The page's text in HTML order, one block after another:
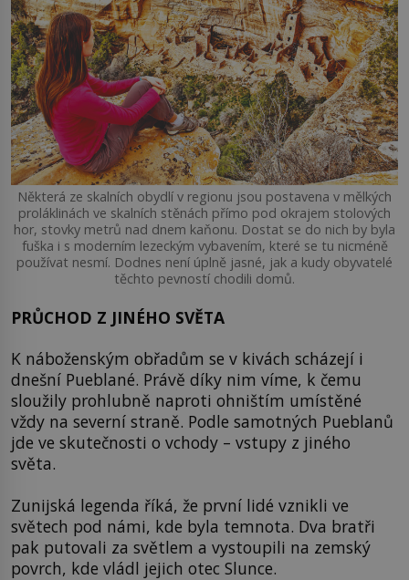
Některá ze skalních obydlí v regionu jsou postavena v mělkých
proláklinách ve skalních stěnách přímo pod okrajem stolových
hor, stovky metrů nad dnem kaňonu. Dostat se do nich by byla
fuška i s moderním lezeckým vybavením, které se tu nicméně
používat nesmí. Dodnes není úplně jasné, jak a kudy obyvatelé
těchto pevností chodili domů.
PRŮCHOD Z JINÉHO SVĚTA
K náboženským obřadům se v kivách scházejí i
dnešní Pueblané. Právě díky nim víme, k čemu
sloužily prohlubně naproti ohništím umístěné
vždy na severní straně. Podle samotných Pueblanů
jde ve skutečnosti o vchody – vstupy z jiného
světa.
Zunijská legenda říká, že první lidé vznikli ve
světech pod námi, kde byla temnota. Dva bratři
pak putovali za světlem a vystoupili na zemský
povrch, kde vládl jejich otec Slunce.